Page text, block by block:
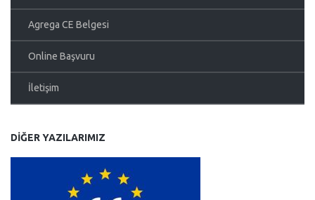
Agrega CE Belgesi
Online Başvuru
İletişim
DIĞER YAZILARIMIZ